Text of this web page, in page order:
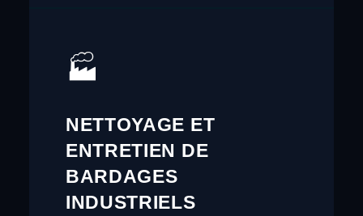
🏭
NETTOYAGE ET
ENTRETIEN DE
BARDAGES
INDUSTRIELS